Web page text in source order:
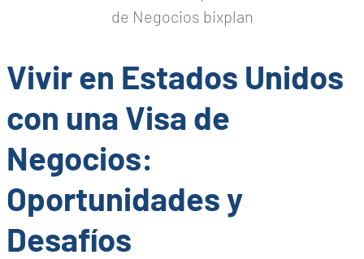
Vivir en Estados Unidos
con una Visa de
Negocios:
Oportunidades y
Desafíos